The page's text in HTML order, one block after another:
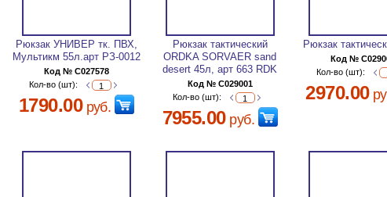
Рюкзак УНИВЕР тк. ПВХ,
Мультикм 55л.арт РЗ-0012
Код № C027578
Кол-во (шт):
1790.00руб.
Рюкзак тактический
ORDKA SORVAER sand
desert 45л, арт 663 RDK
Код № C029001
Кол-во (шт):
7955.00руб.
Рюкзак
Код №
Кол-во (шт):
2970.00